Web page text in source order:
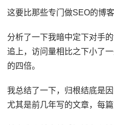
这要比那些专门做SEO的博客
分析了一下我暗中定下对手
追上，访问量相比之下小了
的四倍。
我总结了一下，归根结底是
尤其是前几年写的文章，每篇